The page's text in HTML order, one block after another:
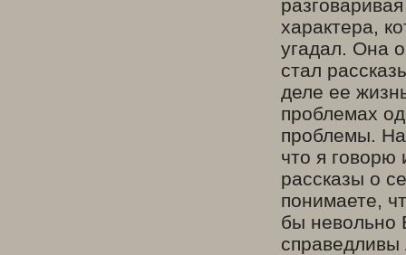
характера,
угадал. Она
стал
деле ее
проблемах
проблемы.
что я
рассказы о
понимаете,
бы невольно
справедливы